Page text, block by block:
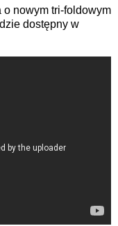
nowym tri-foldowym
dostępny w